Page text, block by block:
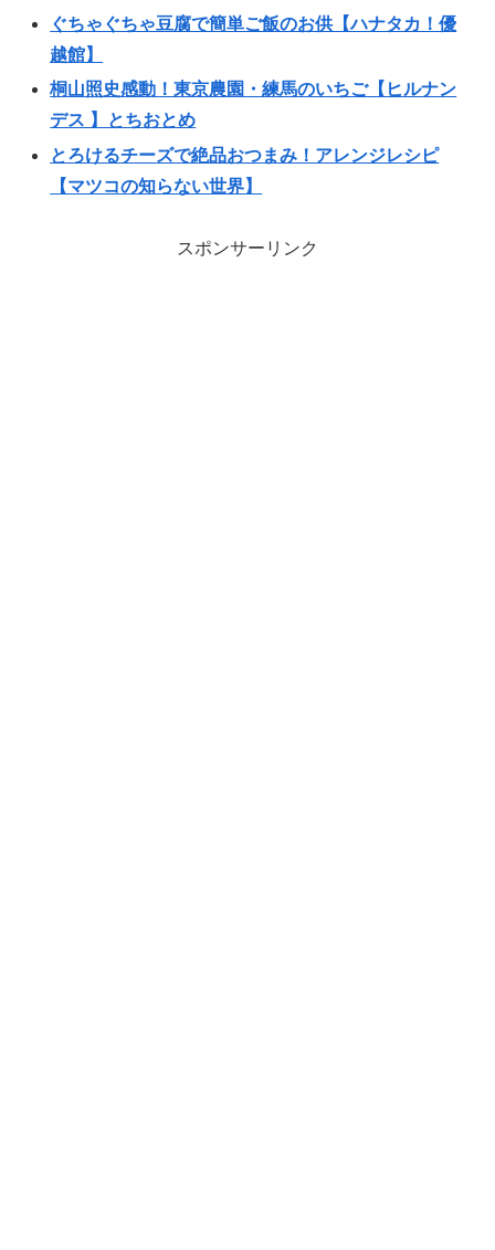
ぐちゃぐちゃ豆腐で簡単ご飯のお供【ハナタカ！優
越館】
桐山照史感動！東京農園・練馬のいちご【ヒルナン
デス 】とちおとめ
とろけるチーズで絶品おつまみ！アレンジレシピ
【マツコの知らない世界】
スポンサーリンク